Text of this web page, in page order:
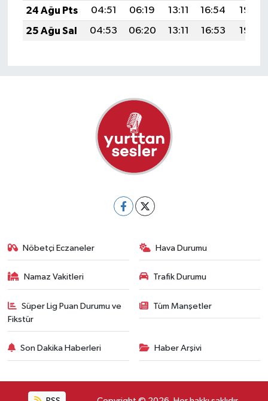
24 Ağu Pts
04:51 06:19 13:11 16:54
19:53
25 Ağu Sal
04:53 06:20 13:11 16:53 19:52
Nöbetçi Eczaneler Hava Durumu
Namaz Vakitleri Trafik Durumu
Süper Lig Puan Durumu ve
Fikstür
Tüm Manşetler
Son Dakika Haberleri Haber Arşivi